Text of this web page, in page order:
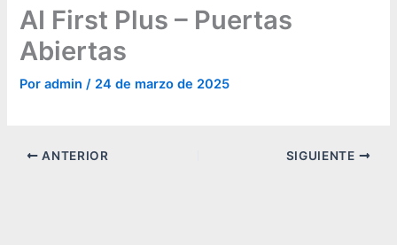
AI First Plus – Puertas
Abiertas
Poradmin/ 24 de marzo de 2025
ANTERIOR SIGUIENTE